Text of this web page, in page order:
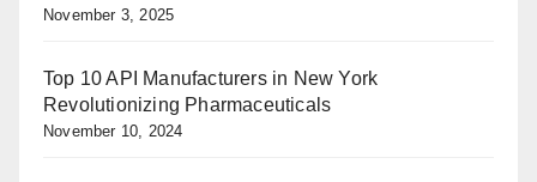
November 3, 2025
Top 10 API Manufacturers in New York
Revolutionizing Pharmaceuticals
November 10, 2024